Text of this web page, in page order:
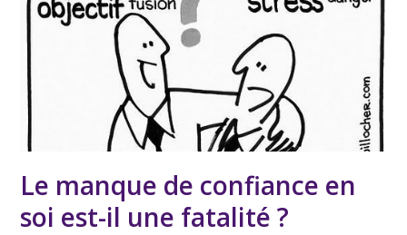
Le manque de confiance en
soi est-il une fatalité ?